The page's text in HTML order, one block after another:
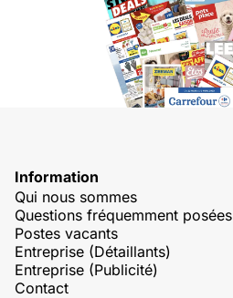
Information
Qui nous sommes
Questions fréquemment posées
Postes vacants
Entreprise (Détaillants)
Entreprise (Publicité)
Contact